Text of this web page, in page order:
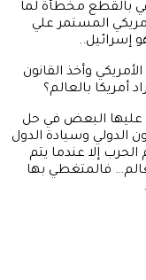
بالقطع مخطأة لما
المستمر علي
إسرائيل..
وأخذ القانون
أمريكا بالعالم؟
عليها البعض في حل
الدولي وسيادة الدول
إلا عندما يتم
فالمتغطي بها